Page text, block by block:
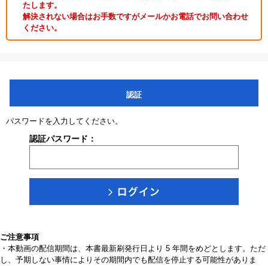
たします。
解決されない場合はお手数ですがメールかお電話でお問い合わせ
ください。
認証
パスワードを入力してください。
認証パスワード：
ご注意事項
・本動画の配信期間は、本書最新刷発行日より 5 年間をめどとします。ただ
し、予期しない事情によりその期間内でも配信を停止する可能性がありま